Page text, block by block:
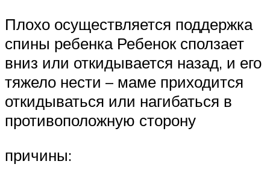
Плохо осуществляется поддержка
спины ребенка Ребенок сползает
вниз или откидывается назад, и его
тяжело нести – маме приходится
откидываться или нагибаться в
противоположную сторону
причины: